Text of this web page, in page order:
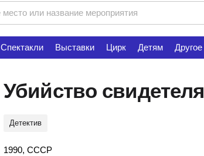
Спектакли Выставки Цирк Детям Другое
Убийство свидетеля
Детектив
1990, СССР